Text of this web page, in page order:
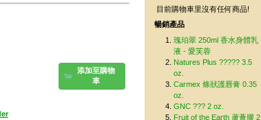
添加至購物
車
目前購物車里沒有任何商品!
暢銷產品
瑰珀翠 250ml 香水身體乳
液 - 愛芙蓉
Natures Plus ????? 3.5
oz.
Carmex 條狀護唇膏 0.35
oz.
GNC ??? 2 oz.
Fruit of the Earth 蘆薈膠 2